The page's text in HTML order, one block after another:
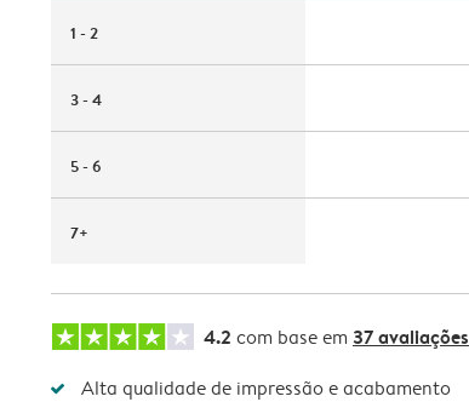
1 - 2
3 - 4
5 - 6
7+
4.2 com base em 37 avaliações
Alta qualidade de impressão e acabamento